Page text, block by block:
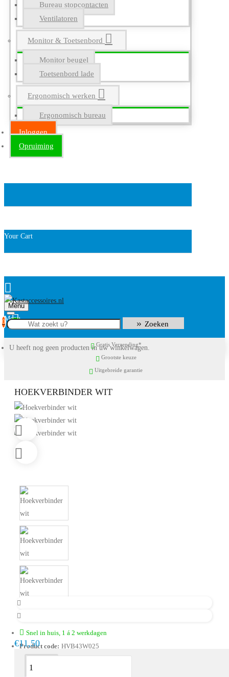
Bureau stopcontacten
Ventilatoren
Monitor & Toetsenbord
Monitor beugel
Toetsenbord lade
Ergonomisch werken
Ergonomisch bureau
Inloggen
Opruiming
Your Cart
Menu
0
U heeft nog geen producten in uw winkelwagen.
Zoeken
Gratis Verzending*
Grootste keuze
Uitgebreide garantie
HOEKVERBINDER WIT
Snel in huis, 1 á 2 werkdagen
Product code: HVB43W025
€11,50
Omschrijving